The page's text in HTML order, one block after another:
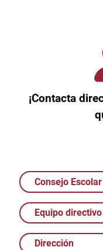
¡Contacta
Consejo Escolar
Equipo directivo
Dirección